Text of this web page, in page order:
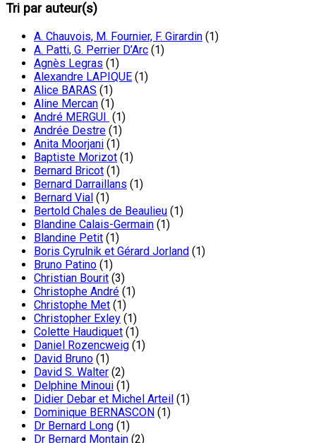
Tri par auteur(s)
A. Chauvois, M. Fournier, F. Girardin (1)
A. Patti, G. Perrier D’Arc (1)
Agnès Legras (1)
Alexandre LAPIQUE (1)
Alice BARAS (1)
Aline Mercan (1)
André MERGUI (1)
Andrée Destre (1)
Anita Moorjani (1)
Baptiste Morizot (1)
Bernard Bricot (1)
Bernard Darraillans (1)
Bernard Vial (1)
Bertold Chales de Beaulieu (1)
Blandine Calais-Germain (1)
Blandine Petit (1)
Boris Cyrulnik et Gérard Jorland (1)
Bruno Patino (1)
Christian Bourit (3)
Christophe André (1)
Christophe Met (1)
Christopher Exley (1)
Colette Haudiquet (1)
Daniel Rozencweig (1)
David Bruno (1)
David S. Walter (2)
Delphine Minoui (1)
Didier Debar et Michel Arteil (1)
Dominique BERNASCON (1)
Dr Bernard Long (1)
Dr Bernard Montain (2)